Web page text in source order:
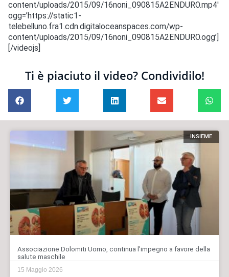
content/uploads/2015/09/16noni_090815A2ENDURO.mp4′
ogg=’https://static1-
telebelluno.fra1.cdn.digitaloceanspaces.com/wp-
content/uploads/2015/09/16noni_090815A2ENDURO.ogg’]
[/videojs]
Ti è piaciuto il video? Condividilo!
INSIEME
Associazione Dolomiti Uomo, continua l’impegno a favore della
salute maschile
15 Maggio 2026